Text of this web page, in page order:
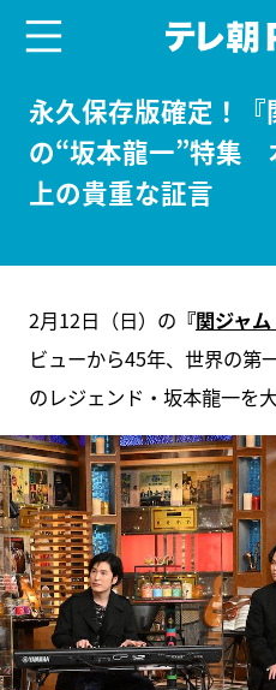
永久保存版確定！『
の“坂本龍一”特集
上の貴重な証言
2月12日（日）の 『関ジャ
ビューから45年、世界の第
のレジェンド・坂本龍一を